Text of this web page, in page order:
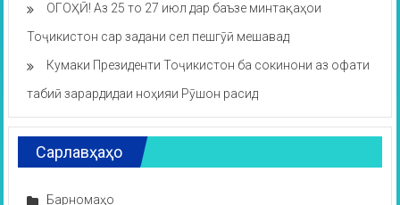
ОГОҲӢ! Аз 25 то 27 июл дар баъзе минтақаҳои
Тоҷикистон сар задани сел пешгӯӣ мешавад
Кумаки Президенти Тоҷикистон ба сокинони аз офати
табиӣ зарардидаи ноҳияи Рӯшон расид
Сарлавҳаҳо
Барномаҳо